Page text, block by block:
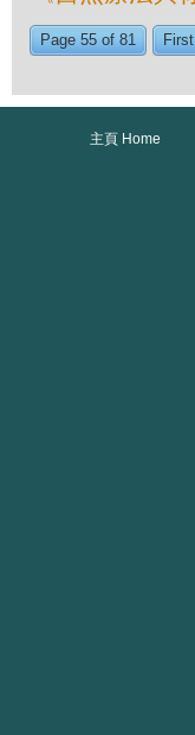
Page 55 of 81 First
主頁 Home